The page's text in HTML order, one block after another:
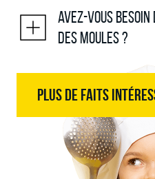
Avez-vous
des moules ?
PLUS DE FAITS